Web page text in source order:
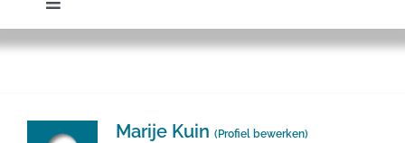
Toggle
Navigation
Home
Marije Kuin ( Profiel bewerken)